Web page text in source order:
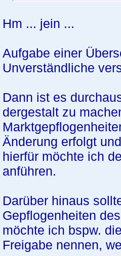
Hm ... jein ...
Aufgabe einer
Unverständliche
Dann ist es
dergestalt zu
Änderung erfolgt
hierfür möchte ich
anführen.
Darüber hinaus
Gepflogenheiten
möchte ich bspw.
Freigabe nennen,